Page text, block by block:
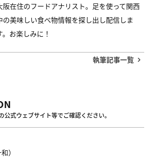
阪在住のフードアナリスト。足を使って関西
の美味しい食べ物情報を探し出し配信しま
。お楽しみに！
執筆記事一覧
公式ウェブサイト等でご確認ください。
）